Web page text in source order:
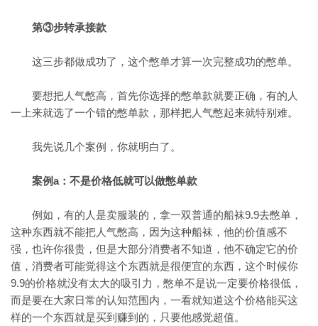
第③步转承接款
这三步都做成功了，这个憋单才算一次完整成功的憋单。
要想把人气憋高，首先你选择的憋单款就要正确，有的人
一上来就选了一个错的憋单款，那样把人气憋起来就特别难。
我先说几个案例，你就明白了。
案例a：不是价格低就可以做憋单款
例如，有的人是卖服装的，拿一双普通的船袜9.9去憋单，
这种东西就不能把人气憋高，因为这种船袜，他的价值感不
强，也许你很贵，但是大部分消费者不知道，他不确定它的价
值，消费者可能觉得这个东西就是很便宜的东西，这个时候你
9.9的价格就没有太大的吸引力，憋单不是说一定要价格很低，
而是要在大家日常的认知范围内，一看就知道这个价格能买这
样的一个东西就是买到赚到的，只要他感觉超值。